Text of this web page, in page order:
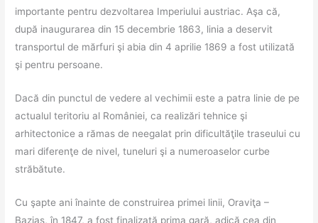
importante pentru dezvoltarea Imperiului austriac. Aşa că,
după inaugurarea din 15 decembrie 1863, linia a deservit
transportul de mărfuri şi abia din 4 aprilie 1869 a fost utilizată
şi pentru persoane.
Dacă din punctul de vedere al vechimii este a patra linie de pe
actualul teritoriu al României, ca realizări tehnice şi
arhitectonice a rămas de neegalat prin dificultăţile traseului cu
mari diferenţe de nivel, tuneluri şi a numeroaselor curbe
străbătute.
Cu şapte ani înainte de construirea primei linii, Oraviţa –
Baziaş, în 1847, a fost finalizată prima gară, adică cea din